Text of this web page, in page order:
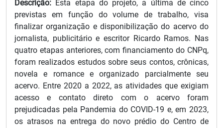
Descrição: Esta etapa do projeto, a última de cinco
previstas em função do volume de trabalho, visa
finalizar organização e disponibilização do acervo do
jornalista, publicitário e escritor Ricardo Ramos. Nas
quatro etapas anteriores, com financiamento do CNPq,
foram realizados estudos sobre seus contos, crônicas,
novela e romance e organizado parcialmente seu
acervo. Entre 2020 a 2022, as atividades que exigiam
acesso e contato direto com o acervo foram
prejudicadas pela Pandemia do COVID-19 e, em 2023,
os atrasos na entrega do novo prédio do Centro de